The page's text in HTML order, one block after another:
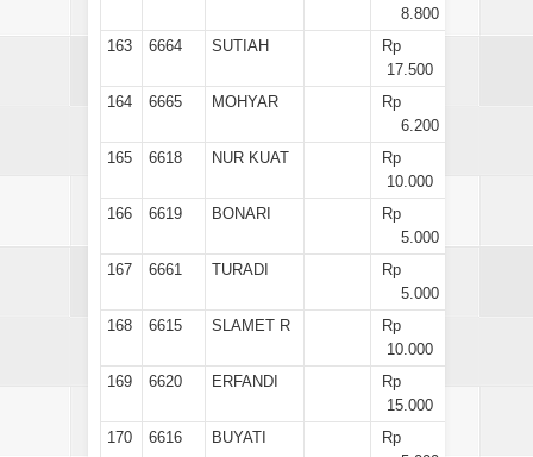
8.800
163
6664 SUTIAH
Rp
17.500
164
6665 MOHYAR
Rp
6.200
165
6618 NUR KUAT
Rp
10.000
166
6619 BONARI
Rp
5.000
167
6661 TURADI
Rp
5.000
168
6615 SLAMET R
Rp
10.000
169
6620 ERFANDI
Rp
15.000
170
6616 BUYATI
Rp